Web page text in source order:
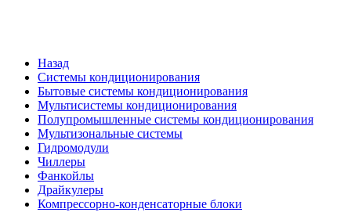
Назад
Системы кондиционирования
Бытовые системы кондиционирования
Мультисистемы кондиционирования
Полупромышленные системы кондиционирования
Мультизональные системы
Гидромодули
Чиллеры
Фанкойлы
Драйкулеры
Компрессорно-конденсаторные блоки